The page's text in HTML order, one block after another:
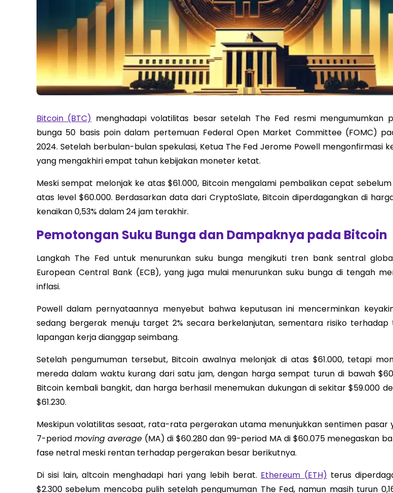
Bitcoin (BTC) menghadapi volatilitas besar setelah The Fed resmi mengumumkan
bunga 50 basis poin dalam pertemuan Federal Open Market Committee (FOMC)
2024. Setelah berbulan-bulan spekulasi, Ketua The Fed Jerome Powell mengonfirmasi
yang mengakhiri empat tahun kebijakan moneter ketat.
Meski sempat melonjak ke atas $61.000, Bitcoin mengalami pembalikan cepat
atas level $60.000. Berdasarkan data dari CryptoSlate, Bitcoin diperdagangkan di
kenaikan 0,53% dalam 24 jam terakhir.
Pemotongan Suku Bunga dan Dampaknya pada Bitcoin
Langkah The Fed untuk menurunkan suku bunga mengikuti tren bank sentral
European Central Bank (ECB), yang juga mulai menurunkan suku bunga di tengah
inflasi.
Powell dalam pernyataannya menyebut bahwa keputusan ini mencerminkan
sedang bergerak menuju target 2% secara berkelanjutan, sementara risiko
lapangan kerja dianggap seimbang.
Setelah pengumuman tersebut, Bitcoin awalnya melonjak di atas $61.000, tetapi
mereda dalam waktu kurang dari satu jam, dengan harga sempat turun di bawah
Bitcoin kembali bangkit, dan harga berhasil menemukan dukungan di sekitar $59.000
$61.230.
Meskipun volatilitas sesaat, rata-rata pergerakan utama menunjukkan sentimen pasar
7-period moving average (MA) di $60.280 dan 99-period MA di $60.075 menegaskan
fase netral meski rentan terhadap pergerakan besar berikutnya.
Di sisi lain, altcoin menghadapi hari yang lebih berat. Ethereum (ETH) terus
$2.300 sebelum mencoba pulih setelah pengumuman The Fed, namun masih turun